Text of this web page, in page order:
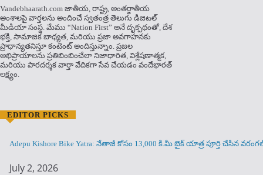
Vandebhaarath.com జాతీయ, రాష్ట్ర, అంతర్జాతీయ
అంశాలపై వార్తలను అందించే స్వతంత్ర తెలుగు డిజిటల్
మీడియా సంస్థ. మేము “Nation First” అనే దృక్పథంతో, దేశ
భక్తి, సామాజిక బాధ్యత, మరియు ప్రజా అవగాహనకు
ప్రాధాన్యతనిస్తూ కంటెంట్ అందిస్తున్నాం. ప్రజల
అభిప్రాయాలను ప్రతిబింబించేలా నిజాధారిత, విశ్లేషణాత్మక,
మరియు పారదర్శక వార్తా వేదికగా సేవ చేయడం వందేభార‌త్
ల‌క్ష్యం.
EDITOR PICKS
Adepu Kishore Bike Yatra: నేతాజీ కోసం 13,000 కి.మీ బైక్ యాత్ర పూర్తి చేసిన
July 2, 2026